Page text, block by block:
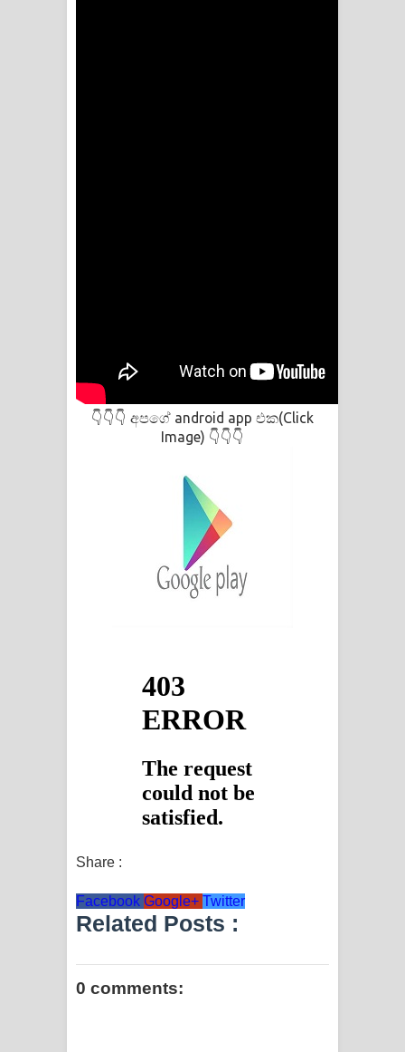
පාරනා ගීතයේ පද පෙළ
👇👇👇 අපගේ android app එක(Click
Image) 👇👇👇
Share :
Facebook Google+ Twitter
Related Posts :
0 comments: